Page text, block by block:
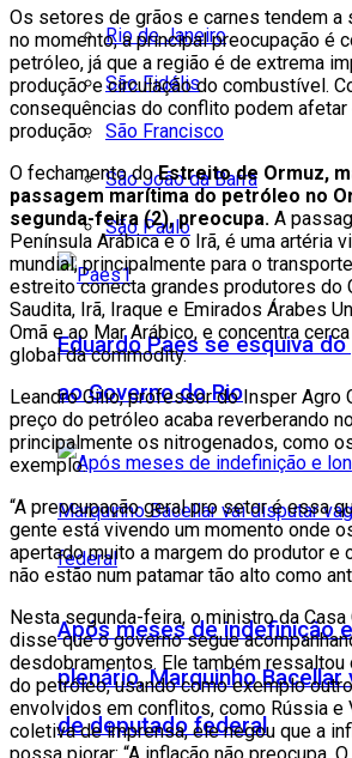
Rio de Janeiro
São Fidélis
São Francisco
São João da Barra
São Paulo
Eduardo Paes se esquiva
ao Governo do Rio
Após meses de indefinição
plenário, Marquinho Bacellar
de deputado federal
Os setores de grãos e carnes tendem a
no momento, a principal preocupação é
petróleo, já que a região é de extrema
produção e circulação do combustível.
consequências do conflito podem
produção.
O fechamento doEstreito de Ormuz,
passagem marítima do petróleo no
segunda-feira (2), preocupa. A
Península Arábica e o Irã, é uma artéria
mundial, principalmente para o
estreito conecta grandes produtores do
Saudita, Irã, Iraque e Emirados Árabes
Omã e ao Mar Arábico, e concentra
global da commodity.
Leandro Gilio, professor do Insper Agro
preço do petróleo acaba reverberando
principalmente os nitrogenados, como
exemplo.
“A preocupação geral pro setor é essa
gente está vivendo um momento onde
apertado muito a margem do produtor e
não estão num patamar tão alto como
Nesta segunda-feira, o ministro da Casa
disse que o governo segue
desdobramentos. Ele também ressaltou
do petróleo, usando como exemplo
envolvidos em conflitos, como Rússia e
coletiva de imprensa, ele negou que a